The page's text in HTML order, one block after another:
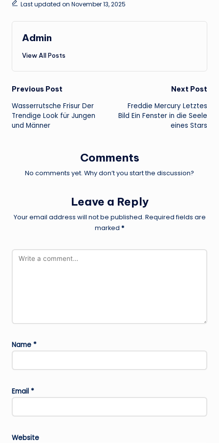
Last updated on November 13, 2025
Admin
View All Posts
Post
navigation
Previous Post
Wasserrutsche Frisur Der
Trendige Look für Jungen
und Männer
Next Post
Freddie Mercury Letztes
Bild Ein Fenster in die Seele
eines Stars
Comments
No comments yet. Why don’t you start the discussion?
Leave a Reply
Your email address will not be published. Required fields are
marked *
Name *
Email *
Website